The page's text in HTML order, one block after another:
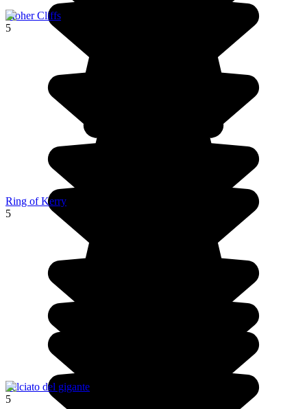
Moher Cliffs
5
Ring of Kerry
5
Selciato del gigante
5